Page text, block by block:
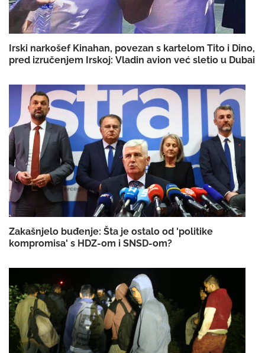
Irski narkošef Kinahan, povezan s kartelom Tito i Dino,
pred izručenjem Irskoj: Vladin avion već sletio u Dubai
Zakašnjelo buđenje: Šta je ostalo od 'politike
kompromisa' s HDZ-om i SNSD-om?